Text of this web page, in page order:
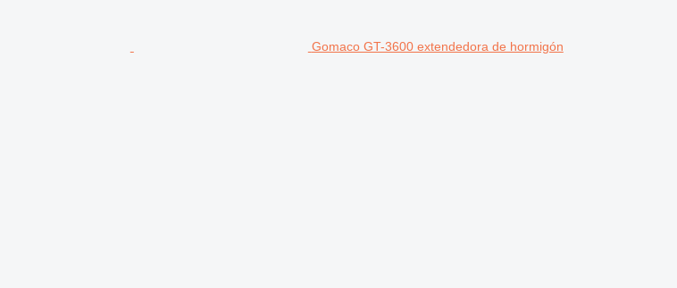
Gomaco GT-3600 extendedora de hormigón